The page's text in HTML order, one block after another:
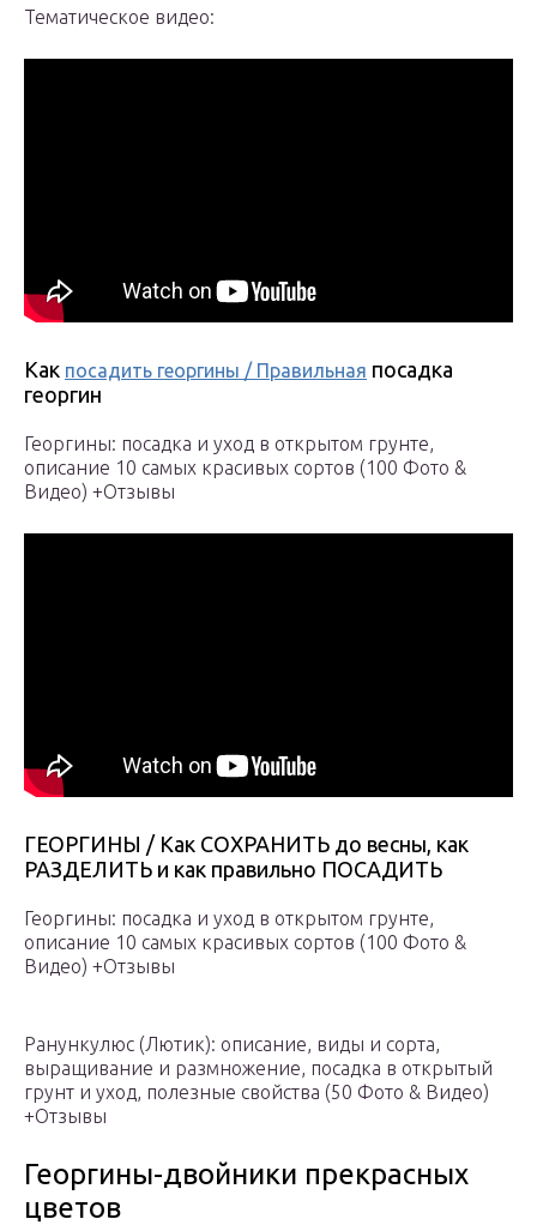
Тематическое видео:
Как посадить георгины / Правильная посадка
георгин
Георгины: посадка и уход в открытом грунте,
описание 10 самых красивых сортов (100 Фото &
Видео) +Отзывы
ГЕОРГИНЫ / Как СОХРАНИТЬ до весны, как
РАЗДЕЛИТЬ и как правильно ПОСАДИТЬ
Георгины: посадка и уход в открытом грунте,
описание 10 самых красивых сортов (100 Фото &
Видео) +Отзывы
Ранункулюс (Лютик): описание, виды и сорта,
выращивание и размножение, посадка в открытый
грунт и уход, полезные свойства (50 Фото & Видео)
+Отзывы
Георгины-двойники прекрасных
цветов